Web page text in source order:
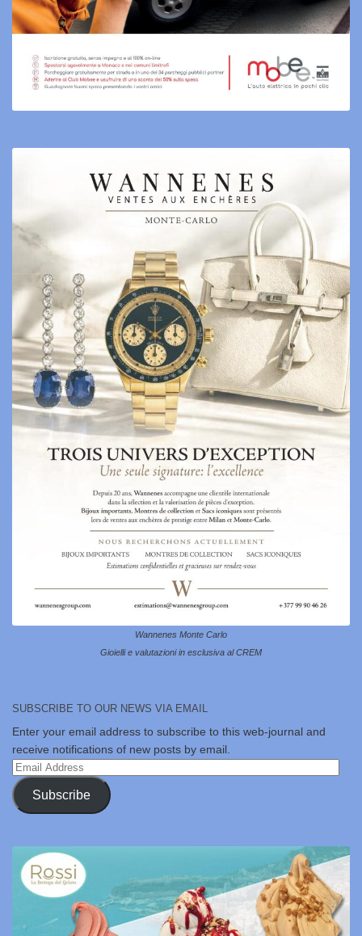
Wannenes Monte Carlo
Gioielli e valutazioni in esclusiva al CREM
SUBSCRIBE TO OUR NEWS VIA EMAIL
Enter your email address to subscribe to this web-journal and
receive notifications of new posts by email.
Email
Address
Subscribe